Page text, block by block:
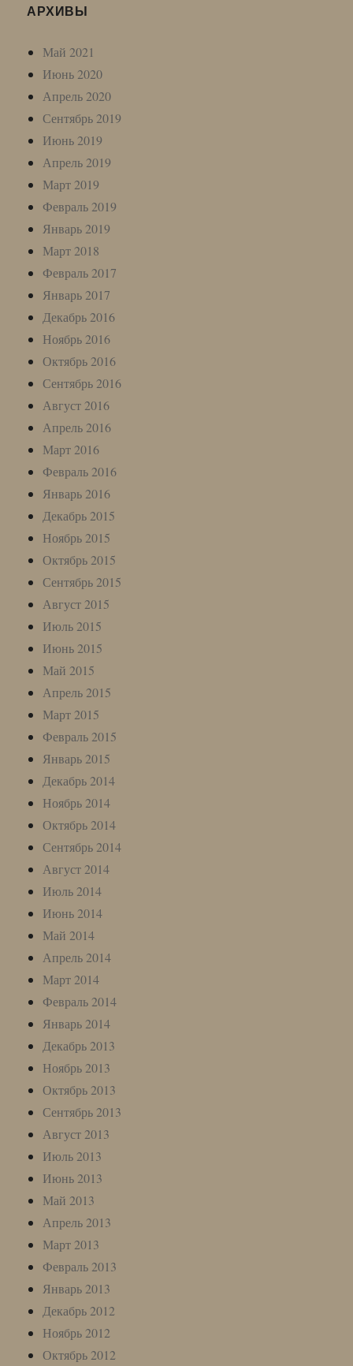
АРХИВЫ
Май 2021
Июнь 2020
Апрель 2020
Сентябрь 2019
Июнь 2019
Апрель 2019
Март 2019
Февраль 2019
Январь 2019
Март 2018
Февраль 2017
Январь 2017
Декабрь 2016
Ноябрь 2016
Октябрь 2016
Сентябрь 2016
Август 2016
Апрель 2016
Март 2016
Февраль 2016
Январь 2016
Декабрь 2015
Ноябрь 2015
Октябрь 2015
Сентябрь 2015
Август 2015
Июль 2015
Июнь 2015
Май 2015
Апрель 2015
Март 2015
Февраль 2015
Январь 2015
Декабрь 2014
Ноябрь 2014
Октябрь 2014
Сентябрь 2014
Август 2014
Июль 2014
Июнь 2014
Май 2014
Апрель 2014
Март 2014
Февраль 2014
Январь 2014
Декабрь 2013
Ноябрь 2013
Октябрь 2013
Сентябрь 2013
Август 2013
Июль 2013
Июнь 2013
Май 2013
Апрель 2013
Март 2013
Февраль 2013
Январь 2013
Декабрь 2012
Ноябрь 2012
Октябрь 2012